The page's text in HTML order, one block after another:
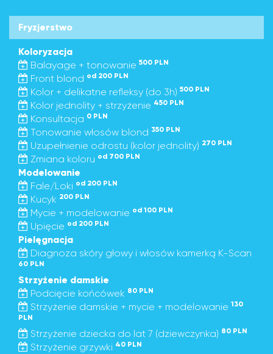
Fryzjerstwo
Koloryzacja
Balayage + tonowanie 500 PLN
Front blond od 200 PLN
Kolor + delikatne refleksy (do 3h) 500 PLN
Kolor jednolity + strzyżenie 450 PLN
Konsultacja 0 PLN
Tonowanie włosów blond 350 PLN
Uzupełnienie odrostu (kolor jednolity) 270 PLN
Zmiana koloru od 700 PLN
Modelowanie
Fale/Loki od 200 PLN
Kucyk 200 PLN
Mycie + modelowanie od 100 PLN
Upięcie od 200 PLN
Pielęgnacja
Diagnoza skóry głowy i włosów kamerką K-Scan
60 PLN
Strzyżenie damskie
Podcięcie końcówek 80 PLN
Strzyżenie damskie + mycie + modelowanie 130
PLN
Strzyżenie dziecka do lat 7 (dziewczynka) 80 PLN
Strzyżenie grzywki 40 PLN